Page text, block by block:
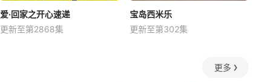
爱·回家之开心速递
更新至第2868集
宝岛西米乐
更新至第302集
更多